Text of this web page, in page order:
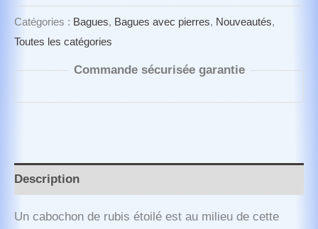
RUBIS
Catégories : Bagues, Bagues avec pierres, Nouveautés,
Toutes les catégories
Commande sécurisée garantie
Description
Un cabochon de rubis étoilé est au milieu de cette